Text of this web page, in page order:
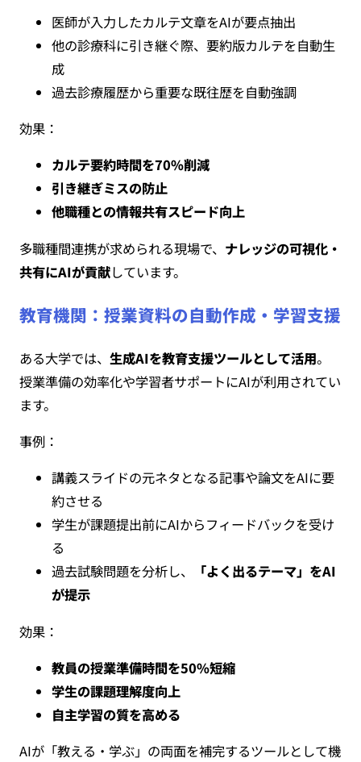
医師が入力したカルテ文章をAIが要点抽出
他の診療科に引き継ぐ際、要約版カルテを自動生
成
過去診療履歴から重要な既往歴を自動強調
効果：
カルテ要約時間を70%削減
引き継ぎミスの防止
他職種との情報共有スピード向上
多職種間連携が求められる現場で、 ナレッジの可視化・
共有にAIが貢献しています。
教育機関：授業資料の自動作成・学習支援
ある大学では、 生成AIを教育支援ツールとして活用。
授業準備の効率化や学習者サポートにAIが利用されてい
ます。
事例：
講義スライドの元ネタとなる記事や論文をAIに要
約させる
学生が課題提出前にAIからフィードバックを受け
る
過去試験問題を分析し、
「よく出るテーマ」をAI
が提示
効果：
教員の授業準備時間を50%短縮
学生の課題理解度向上
自主学習の質を高める
AIが「教える・学ぶ」の両面を補完するツールとして機